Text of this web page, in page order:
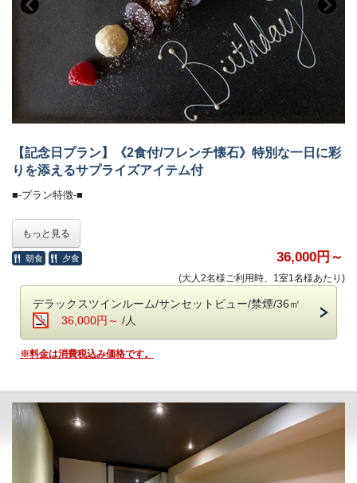
全館モダンデザインで統一された館内は、
大人の休日を過ごす 「大人の贅沢旅」にぴったり。
ホテル内のドリンクやおつまみなどは、ご宿泊料金に含まれます。
＜高濃度ラジウム温泉＞（6:00～10:00／15:30～24:00）
・「万病の湯」と称される名湯と、
讃岐平野を望む絶景の半露天風呂が魅力。
・湯上がりラウンジ：生ビール＆ドリンク、アイスクリーム
＜ラウンジ＞（7:00～12:00／15:00～24:00）
・メインラウンジ（スカイガーデン併設）：おつまみとドリンク
・ロビー＆カフェラウンジ（1F）：コーヒー、紅茶などのお飲み物
＜ザ・ミュージックルーム＞（7:00～12:00／15:00～24:00）
・ハンギングソファーで音楽を堪能
＜ライブラリー＞（7:00～12:00／15:00～24:00）
・お気に入りの一冊を
■-ご予約にあたって-■
・12歳以下のお子様はご遠慮いただいております。
https://www.the-chelseabreath.jp/lp/008/
ぜひ、ご検討下さい。
■-《夕食》瀬戸の恵みを雅に味わえる瀬戸内キュイジーヌ-■
和の品格とフレンチの美学が調和する、
フレンチ懐石に、さらに趣向を凝らした数皿を重ねて。
特別な夜にふさわしい、一段上の美食体験をお届けします。
・お食事中のドリンクフリー
・会場 レストラン「ザ・マイルストーン」
（完全予約制。予約時にご指定ください）
ご希望のお時間が満席の際は、時間変更をお願いする場合がございま
す。
炊きたて土鍋ご飯のふわりと広がる甘い香り、
みずみずしい朝採れ野菜、濃厚な牧場直送の牛乳
契約農家や牧場から毎朝届く新鮮食材を使い、
一品一品丁寧に仕上げた、心と体にやさしい朝食です。
・時間 7：00～10：00
■-オールインクルーシブで愉しむ癒しの空間-■
全館モダンデザインで統一された館内は、
大人の休日を過ごす 「大人の贅沢旅」にぴったり。
【記念日プラン】《2食付/フレンチ懐石》特別な一日に彩
りを添えるサプライズアイテム付
■-プラン特徴-■
が全てご用意いたします。
チェックイン後、お部屋のドアを開けるとプラネタリウムが幻想的な雰
そして部屋の明かりを点けると、そこにはHAPPY BIRTHDAYのバルー
ン文字が！
※バルーンは「HAPPY ANNIVERSARY」に変更可能です。
さらに、ディナー時にはメッセージプレートをご用意。
お好きなメッセージをご指定いただければご用意いたします。
【プランに含まれる記念日アイテム】
・HAPPY BIRTHDAYバルーン or HAPPY ANNIVERSARY バルーン
※バルーンの色はゴールドかシルバーのいずれかとなります。
・ディナー時のメッセージプレート
もっと見る
朝食 夕食 36,000円～
(大人2名様ご利用時、1室1名様あたり)
デラックスツインルーム/サンセットビュー/禁煙/36㎡
36,000円～ /人
※料金は消費税込み価格です。